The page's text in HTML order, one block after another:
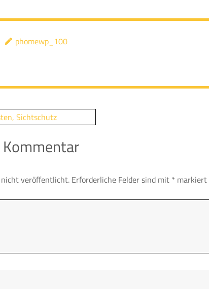
phomewp_100
Sichtschutz
veröffentlicht. Erforderliche Felder sind mit * markiert